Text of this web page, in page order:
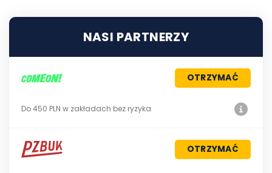
NASI PARTNERZY
OTRZYMAĆ
Do 450 PLN w zakładach bez ryzyka
OTRZYMAĆ